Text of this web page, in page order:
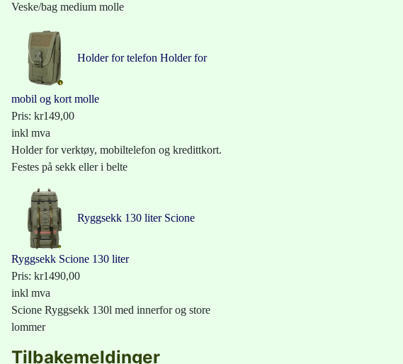
Veske/bag medium molle
Holder for telefon Holder for
mobil og kort molle
Pris: kr149,00
inkl mva
Holder for verktøy, mobiltelefon og kredittkort.
Festes på sekk eller i belte
Ryggsekk 130 liter Scione
Ryggsekk Scione 130 liter
Pris: kr1490,00
inkl mva
Scione Ryggsekk 130l med innerfor og store
lommer
Tilbakemeldinger